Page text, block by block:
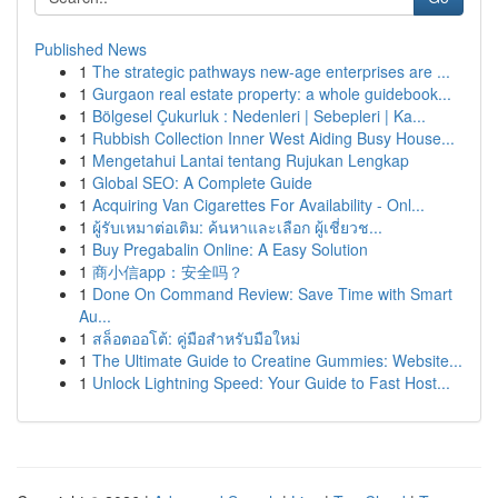
Published News
1 The strategic pathways new-age enterprises are ...
1 Gurgaon real estate property: a whole guidebook...
1 Bölgesel Çukurluk : Nedenleri | Sebepleri | Ka...
1 Rubbish Collection Inner West Aiding Busy House...
1 Mengetahui Lantai tentang Rujukan Lengkap
1 Global SEO: A Complete Guide
1 Acquiring Van Cigarettes For Availability - Onl...
1 ผู้รับเหมาต่อเติม: ค้นหาและเลือก ผู้เชี่ยวช...
1 Buy Pregabalin Online: A Easy Solution
1 商小信app：安全吗？
1 Done On Command Review: Save Time with Smart
Au...
1 สล็อตออโต้: คู่มือสำหรับมือใหม่
1 The Ultimate Guide to Creatine Gummies: Website...
1 Unlock Lightning Speed: Your Guide to Fast Host...